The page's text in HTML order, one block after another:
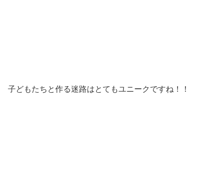
子どもたちと作る迷路はとてもユニークですね！！